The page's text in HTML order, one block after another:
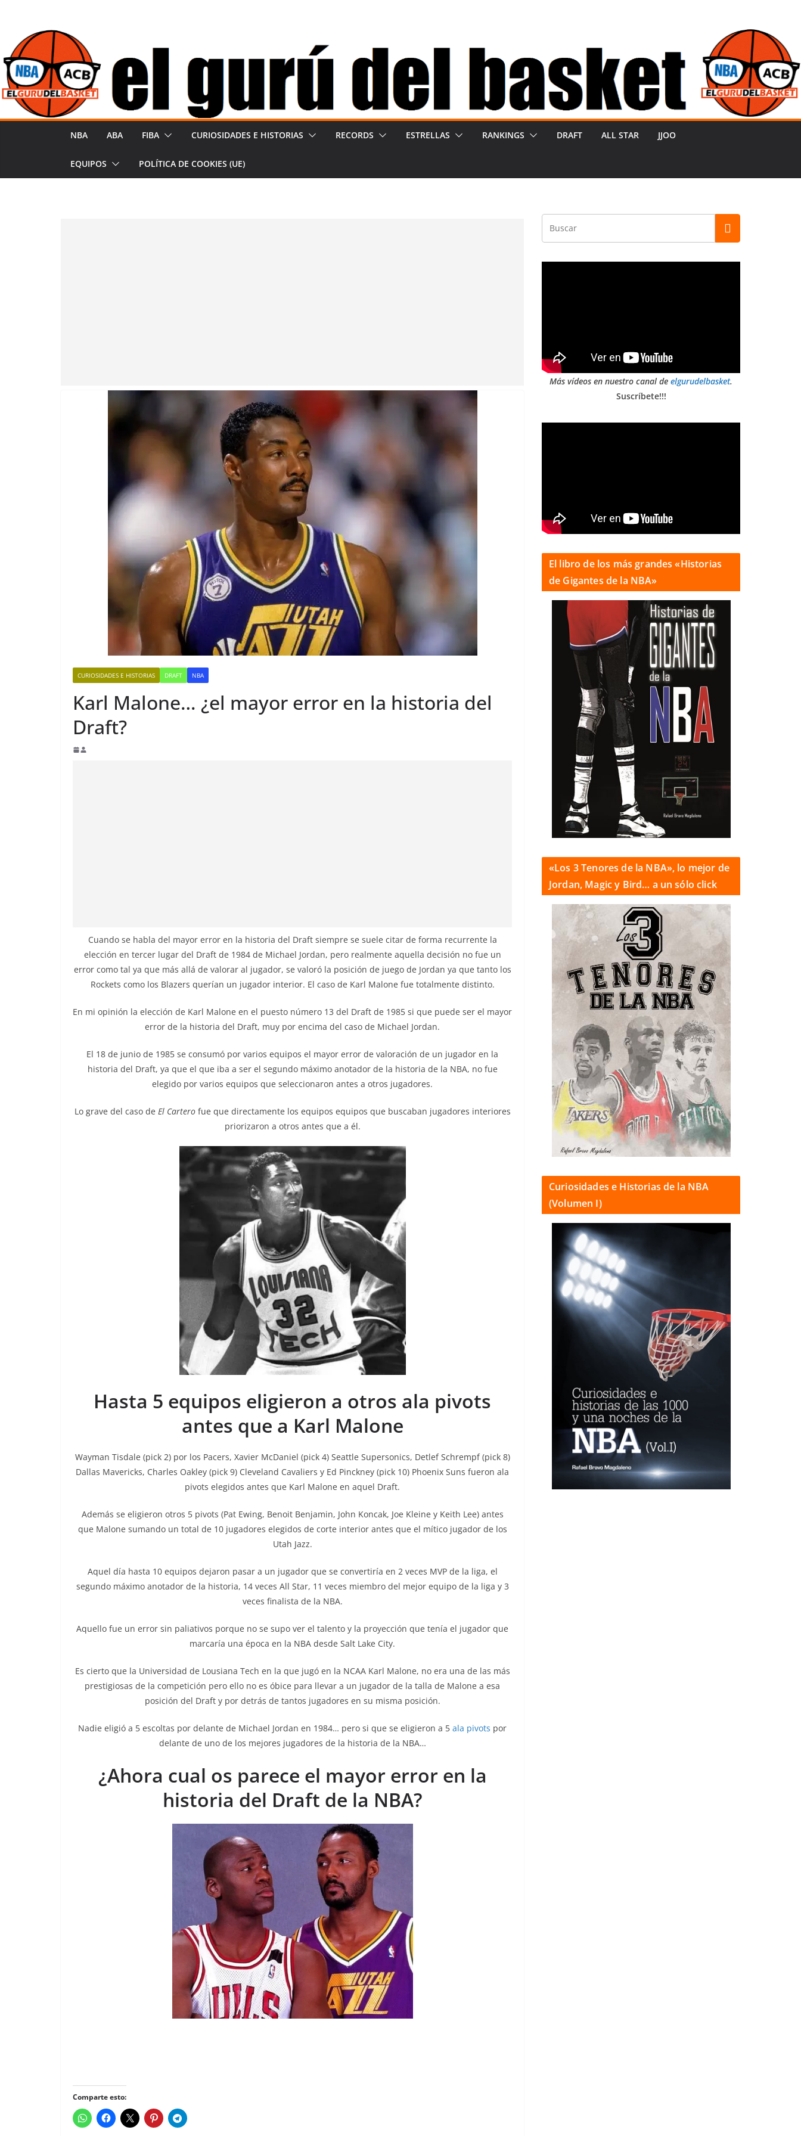
contenido
NBA ABA FIBA CURIOSIDADES E HISTORIAS RECORDS ESTRELLAS RANKINGS DRAFT ALL STAR JJOO
EQUIPOS POLÍTICA DE COOKIES (UE)
CURIOSIDADES E HISTORIAS DRAFT NBA
Karl Malone… ¿el mayor error en la historia del
Draft?
Cuando se habla del mayor error en la historia del Draft siempre se suele citar de forma recurrente la
elección en tercer lugar del Draft de 1984 de Michael Jordan, pero realmente aquella decisión no fue un
error como tal ya que más allá de valorar al jugador, se valoró la posición de juego de Jordan ya que tanto los
Rockets como los Blazers querían un jugador interior. El caso de Karl Malone fue totalmente distinto.
En mi opinión la elección de Karl Malone en el puesto número 13 del Draft de 1985 si que puede ser el mayor
error de la historia del Draft, muy por encima del caso de Michael Jordan.
El 18 de junio de 1985 se consumó por varios equipos el mayor error de valoración de un jugador en la
historia del Draft, ya que el que iba a ser el segundo máximo anotador de la historia de la NBA, no fue
elegido por varios equipos que seleccionaron antes a otros jugadores.
Lo grave del caso de El Cartero fue que directamente los equipos equipos que buscaban jugadores interiores
priorizaron a otros antes que a él.
Hasta 5 equipos eligieron a otros ala pivots
antes que a Karl Malone
Wayman Tisdale (pick 2) por los Pacers, Xavier McDaniel (pick 4) Seattle Supersonics, Detlef Schrempf (pick 8)
Dallas Mavericks, Charles Oakley (pick 9) Cleveland Cavaliers y Ed Pinckney (pick 10) Phoenix Suns fueron ala
pivots elegidos antes que Karl Malone en aquel Draft.
Además se eligieron otros 5 pivots (Pat Ewing, Benoit Benjamin, John Koncak, Joe Kleine y Keith Lee) antes
que Malone sumando un total de 10 jugadores elegidos de corte interior antes que el mítico jugador de los
Utah Jazz.
Aquel día hasta 10 equipos dejaron pasar a un jugador que se convertiría en 2 veces MVP de la liga, el
segundo máximo anotador de la historia, 14 veces All Star, 11 veces miembro del mejor equipo de la liga y 3
veces finalista de la NBA.
Aquello fue un error sin paliativos porque no se supo ver el talento y la proyección que tenía el jugador que
marcaría una época en la NBA desde Salt Lake City.
Es cierto que la Universidad de Lousiana Tech en la que jugó en la NCAA Karl Malone, no era una de las más
prestigiosas de la competición pero ello no es óbice para llevar a un jugador de la talla de Malone a esa
posición del Draft y por detrás de tantos jugadores en su misma posición.
Nadie eligió a 5 escoltas por delante de Michael Jordan en 1984… pero si que se eligieron a 5 ala pivots por
delante de uno de los mejores jugadores de la historia de la NBA…
¿Ahora cual os parece el mayor error en la
historia del Draft de la NBA?
Comparte esto:
Más vídeos en nuestro canal de elgurudelbasket.
Suscríbete!!!
El libro de los más grandes «Historias
de Gigantes de la NBA»
«Los 3 Tenores de la NBA», lo mejor de
Jordan, Magic y Bird… a un sólo click
Curiosidades e Historias de la NBA
(Volumen I)